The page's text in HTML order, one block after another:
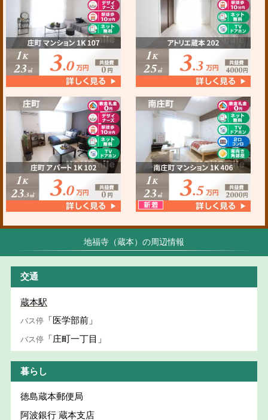
地福寺（蔵本）の周辺情報
交通
蔵本駅
バス停 「医学部前」
バス停 「庄町一丁目」
暮らし
徳島蔵本郵便局
阿波銀行 蔵本支店